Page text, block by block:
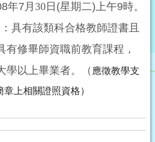
年7 月 30 日 (星期二)上午9時。
具有該類科合格教師證書且
修畢師資職前教育課程，
以上畢業者。
（ 應徵教學支
上相關證照資格）